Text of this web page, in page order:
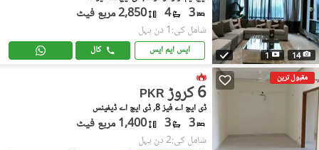
14
1
3
4 2,850 مربع فیٹ
شامل کی:1 دن پہل
ایس ایم ایس کال
مقبول ترین
PKR 6 کروڑ
ڈی ایچ اے فیز 8, ڈی ایچ اے ڈیفینس
3
3 1,400 مربع فیٹ
شامل کی:2 دن پہل